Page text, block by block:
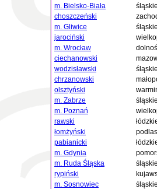
m. Bielsko-Biała
śląskie
choszczeński
m. Gliwice
śląskie
jarociński
m. Wrocław
ciechanowski
wodzisławski
śląskie
chrzanowski
olsztyński
m. Zabrze
śląskie
m. Poznań
rawski
łomżyński
pabianicki
m. Gdynia
m. Ruda Śląska
śląskie
rypiński
m. Sosnowiec
śląskie